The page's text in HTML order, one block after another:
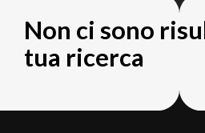
Non ci sono
tua ricerca